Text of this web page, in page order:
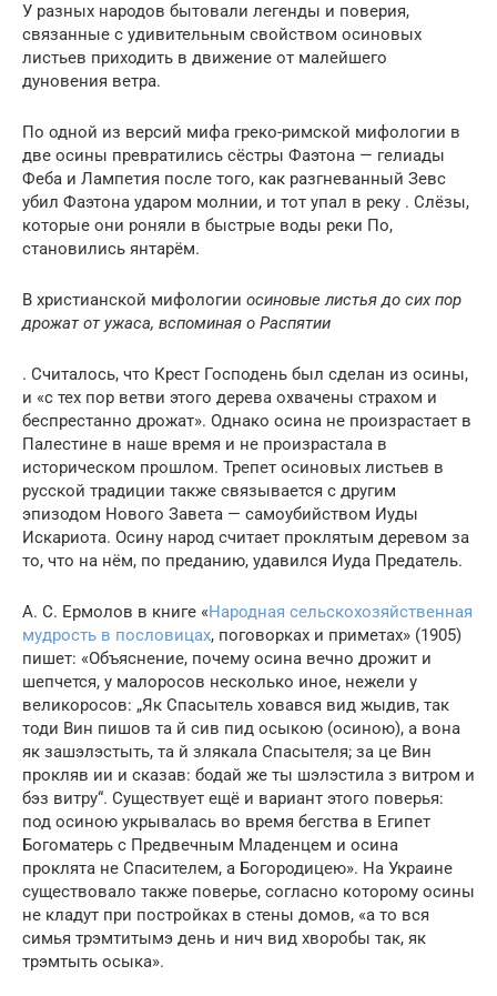
У разных народов бытовали легенды и поверия,
связанные с удивительным свойством осиновых
листьев приходить в движение от малейшего
дуновения ветра.
По одной из версий мифа греко-римской мифологии в
две осины превратились сёстры Фаэтона — гелиады
Феба и Лампетия после того, как разгневанный Зевс
убил Фаэтона ударом молнии, и тот упал в реку . Слёзы,
которые они роняли в быстрые воды реки По,
становились янтарём.
В христианской мифологии осиновые листья до сих пор
дрожат от ужаса, вспоминая о Распятии
. Считалось, что Крест Господень был сделан из осины,
и «с тех пор ветви этого дерева охвачены страхом и
беспрестанно дрожат». Однако осина не произрастает в
Палестине в наше время и не произрастала в
историческом прошлом. Трепет осиновых листьев в
русской традиции также связывается с другим
эпизодом Нового Завета — самоубийством Иуды
Искариота. Осину народ считает проклятым деревом за
то, что на нём, по преданию, удавился Иуда Предатель.
А. С. Ермолов в книге «Народная сельскохозяйственная
мудрость в пословицах, поговорках и приметах» (1905)
пишет: «Объяснение, почему осина вечно дрожит и
шепчется, у малоросов несколько иное, нежели у
великоросов: „Як Спасытель ховався вид жыдив, так
тоди Вин пишов та й сив пид осыкою (осиною), а вона
як зашэлэстыть, та й злякала Спасытеля; за це Вин
прокляв ии и сказав: бодай же ты шэлэстила з витром и
бэз витру“. Существует ещё и вариант этого поверья:
под осиною укрывалась во время бегства в Египет
Богоматерь с Предвечным Младенцем и осина
проклята не Спасителем, а Богородицею». На Украине
существовало также поверье, согласно которому осины
не кладут при постройках в стены домов, «а то вся
симья трэмтитымэ день и нич вид хворобы так, як
трэмтыть осыка».